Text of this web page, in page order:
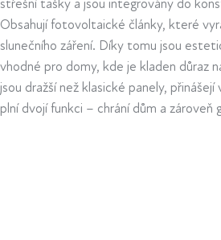
střešní tašky a jsou integrovány do
Obsahují fotovoltaické články, které
slunečního záření. Díky tomu jsou
vhodné pro domy, kde je kladen důraz
jsou dražší než klasické panely,
plní dvojí funkci – chrání dům a zároveň